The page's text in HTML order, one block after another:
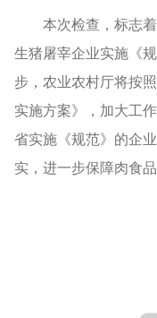
本次检查，标志
生猪屠宰企业实施《
步，农业农村厅将按
实施方案》，加大工
省实施《规范》的企
实，进一步保障肉食品